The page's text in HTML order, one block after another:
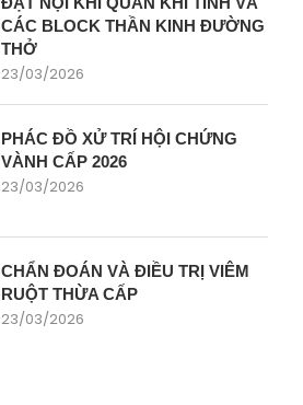
CÁC BLOCK THẦN KINH ĐƯỜNG
THỞ
23/03/2026
PHÁC ĐỒ XỬ TRÍ HỘI CHỨNG
VÀNH CẤP 2026
23/03/2026
CHẨN ĐOÁN VÀ ĐIỀU TRỊ VIÊM
RUỘT THỪA CẤP
23/03/2026